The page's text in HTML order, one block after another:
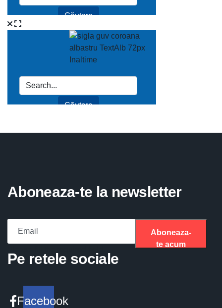
Aboneaza-te la newsletter
Aboneaza-
te acum
Pe retele sociale
Facebook